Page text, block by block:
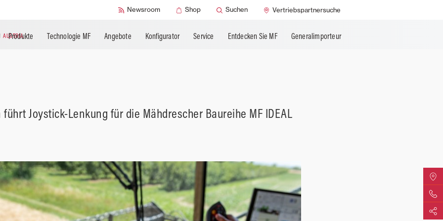
Newsroom Shop Suchen Vertriebspartnersuche
AUSTRIA
Produkte Technologie MF Angebote Konfigurator Service Entdecken Sie MF Generalimporteur
Joystick-Lenkung für die Mähdrescher Baureihe MF IDEAL
MF
Teilen